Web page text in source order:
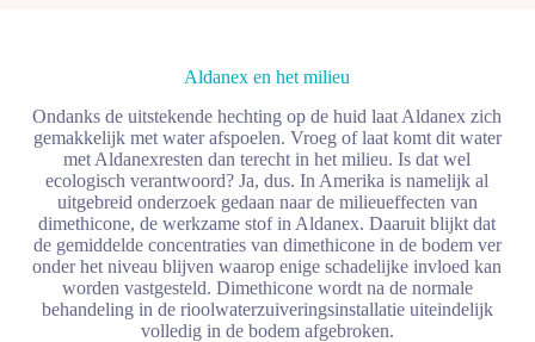
Aldanex en hetmilieu
Ondanks de uitstekende hechting op de huid laat Aldanex zich
gemakkelijk met water afspoelen. Vroeg of laat komt dit water
met Aldanexresten dan terecht in het milieu. Is dat wel
ecologisch verantwoord? Ja, dus. In Amerika is namelijk al
uitgebreid onderzoek gedaan naar de milieueffecten van
dimethicone, de werkzame stof in Aldanex. Daaruit blijkt dat
de gemiddelde concentraties van dimethicone in de bodem ver
onder het niveau blijven waarop enige schadelijke invloed kan
worden vastgesteld. Dimethicone wordt na de normale
behandeling in de rioolwaterzuiveringsinstallatie uiteindelijk
volledig in de bodem afgebroken.